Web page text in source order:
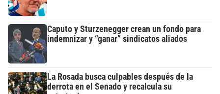
Caputo y Sturzenegger crean un fondo para
indemnizar y “ganar” sindicatos aliados
La Rosada busca culpables después de la
derrota en el Senado y recalcula su